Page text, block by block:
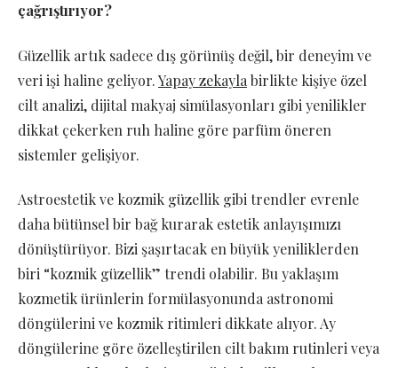
çağrıştırıyor?
Güzellik artık sadece dış görünüş değil, bir deneyim ve
veri işi haline geliyor.Yapay zekayla birlikte kişiye özel
cilt analizi, dijital makyaj simülasyonları gibi yenilikler
dikkat çekerken ruh haline göre parfüm öneren
sistemler gelişiyor.
Astroestetik ve kozmik güzellik gibi trendler evrenle
daha bütünsel bir bağ kurarak estetik anlayışımızı
dönüştürüyor. Bizi şaşırtacak en büyük yeniliklerden
biri “kozmik güzellik” trendi olabilir. Bu yaklaşım
kozmetik ürünlerin formülasyonunda astronomi
döngülerini ve kozmik ritimleri dikkate alıyor. Ay
döngülerine göre özelleştirilen cilt bakım rutinleri veya